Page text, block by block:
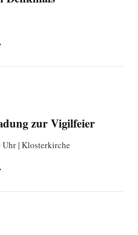
zur Vigilfeier
Uhr | Klosterkirche